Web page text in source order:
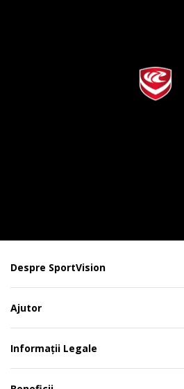
Despre SportVision
Ajutor
Informații Legale